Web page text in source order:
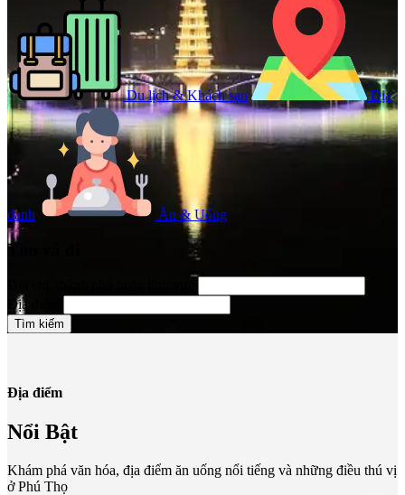
Du lịch & Khách sạn Địa
danh Ăn & Uống
Tìm và đi
Địa điểm
Địa điểm
Nổi Bật
Khám phá văn hóa, địa điểm ăn uống nổi tiếng và những điều thú vị
ở Phú Thọ